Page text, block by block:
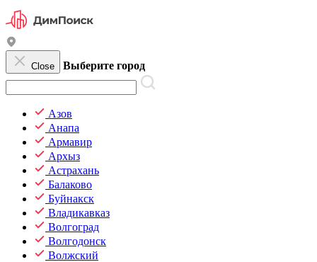
Close Выберите город
Азов
Анапа
Армавир
Архыз
Астрахань
Балаково
Буйнакск
Владикавказ
Волгоград
Волгодонск
Волжский